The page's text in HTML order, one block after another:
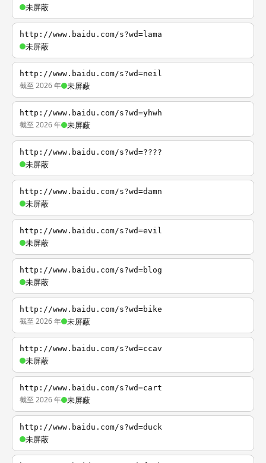
未屏蔽
http://www.baidu.com/s?wd=lama
未屏蔽
http://www.baidu.com/s?wd=neil
截至 2026 年 未屏蔽
http://www.baidu.com/s?wd=yhwh
截至 2026 年 未屏蔽
http://www.baidu.com/s?wd=????
未屏蔽
http://www.baidu.com/s?wd=damn
未屏蔽
http://www.baidu.com/s?wd=evil
未屏蔽
http://www.baidu.com/s?wd=blog
未屏蔽
http://www.baidu.com/s?wd=bike
截至 2026 年 未屏蔽
http://www.baidu.com/s?wd=ccav
未屏蔽
http://www.baidu.com/s?wd=cart
截至 2026 年 未屏蔽
http://www.baidu.com/s?wd=duck
未屏蔽